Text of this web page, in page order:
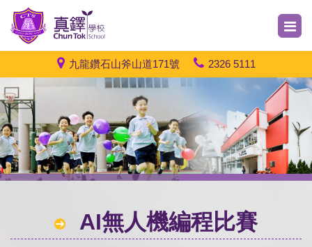
九龍鑽石山斧山道171號 2326 5111
AI無人機編程比賽